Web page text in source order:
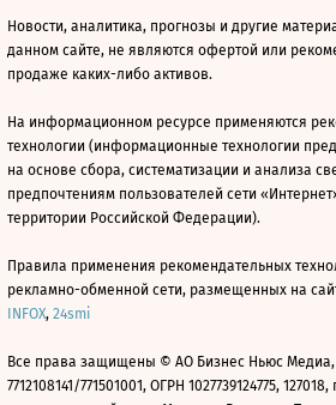
Новости, аналитика, прогнозы и другие
данном сайте, не являются офертой или
продаже каких-либо активов.
На информационном ресурсе применяются
технологии (информационные технологии
на основе сбора, систематизации и анализа
предпочтениям пользователей сети
территории Российской Федерации).
Правила применения рекомендательных
рекламно-обменной сети, размещенных на
INFOX, 24smi
Все права защищены © АО Бизнес Ньюс
7712108141/771501001, ОГРН 1027739124775,